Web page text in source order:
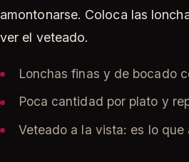
amontonarse. Coloca las
ver el veteado.
Lonchas finas y de bocado
Poca cantidad por plato y
Veteado a la vista: es lo que